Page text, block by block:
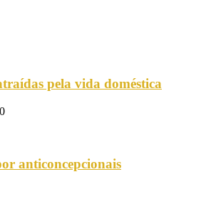
pela vida doméstica
anticoncepcionais